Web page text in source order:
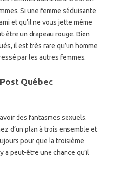
Si une femme séduisante
et qu’il ne vous jette même
être un drapeau rouge. Bien
il est très rare qu’un homme
par les autres femmes.
Québec
des fantasmes sexuels.
d’un plan à trois ensemble et
pour que la troisième
a peut-être une chance qu’il